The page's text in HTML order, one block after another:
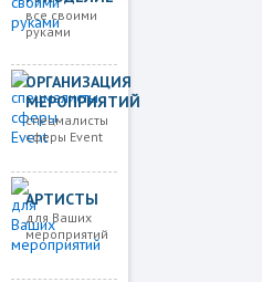
все своими
руками
ОРГАНИЗАЦИЯ
МЕРОПРИЯТИЙ
спецмалисты
сферы Event
АРТИСТЫ
для Ваших
мероприятий